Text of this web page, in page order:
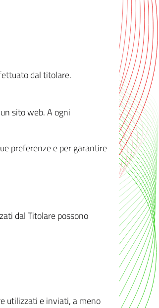
dal titolare.
sito web. A ogni
preferenze e per garantire
dal Titolare possono
utilizzati e inviati, a meno